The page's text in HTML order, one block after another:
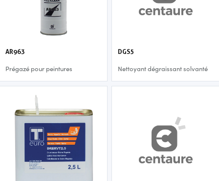
AR963
Prégazé pour peintures
DGS5
Nettoyant dégraissant solvanté